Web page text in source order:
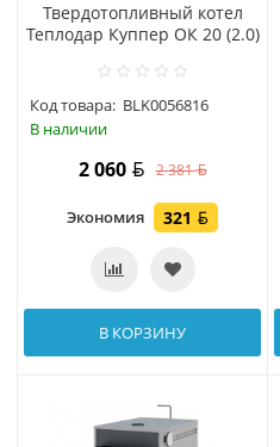
Твердотопливный котел
Теплодар Куппер ОК 20 (2.0)
Код товара: BLK0056816
В наличии
2 060 2 381
Экономия 321
В КОРЗИНУ